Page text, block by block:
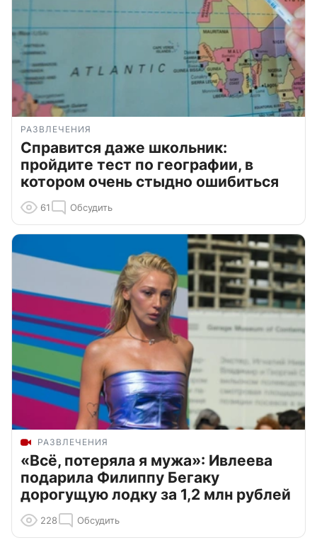
РАЗВЛЕЧЕНИЯ
Справится даже школьник:
пройдите тест по географии, в
котором очень стыдно ошибиться
61 Обсудить
РАЗВЛЕЧЕНИЯ
«Всё, потеряла я мужа»: Ивлеева
подарила Филиппу Бегаку
дорогущую лодку за 1,2 млн рублей
228 Обсудить